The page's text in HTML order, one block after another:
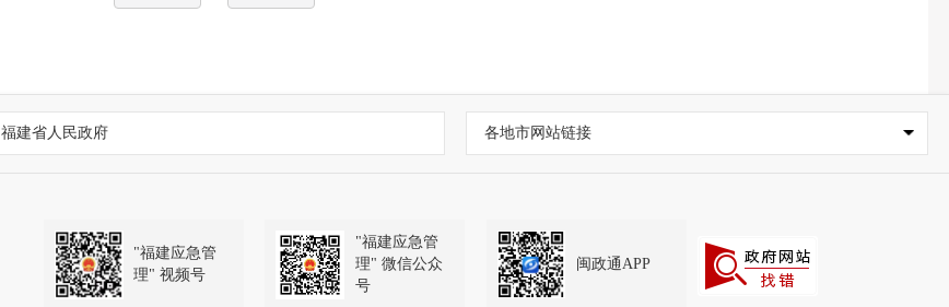
福建省人民政府 各地市网站链接
"福建应急管
理" 视频号
"福建应急管
理" 微信公众
号
闽政通APP